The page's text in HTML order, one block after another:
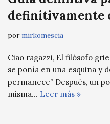
definitivamente
por mirkomescia
Ciao ragazzi, El filósofo
se ponía en una esquina y
permanece” Después, un
misma… Leer más »